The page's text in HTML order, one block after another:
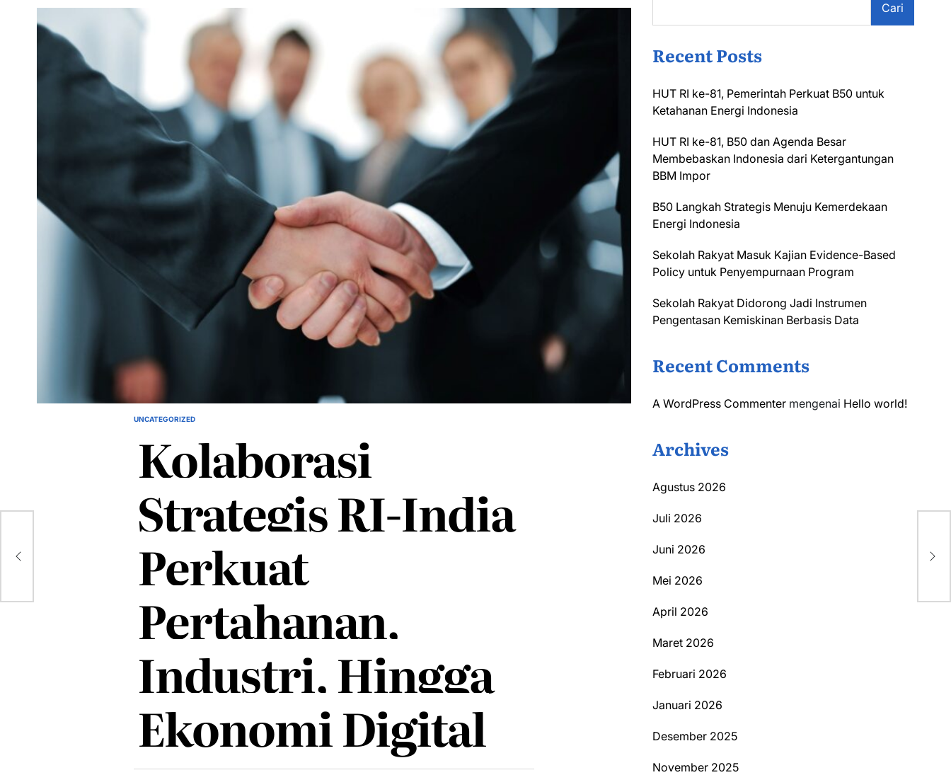
POSTED
UNCATEGORIZED
Kolaborasi
Strategis RI-India
Perkuat
Pertahanan,
Industri, Hingga
Ekonomi Digital
Cari
Recent Posts
HUT RI ke-81, Pemerintah Perkuat B50 untuk
Ketahanan Energi Indonesia
HUT RI ke-81, B50 dan Agenda Besar
Membebaskan Indonesia dari Ketergantungan
BBM Impor
B50 Langkah Strategis Menuju Kemerdekaan
Energi Indonesia
Sekolah Rakyat Masuk Kajian Evidence-Based
Policy untuk Penyempurnaan Program
Sekolah Rakyat Didorong Jadi Instrumen
Pengentasan Kemiskinan Berbasis Data
Recent Comments
A WordPress Commenter mengenai Hello world!
Archives
Agustus 2026
Juli 2026
Juni 2026
Mei 2026
April 2026
Maret 2026
Februari 2026
Januari 2026
Desember 2025
November 2025